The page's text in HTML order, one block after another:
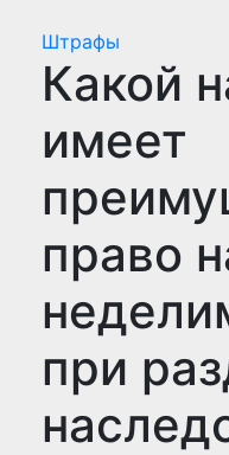
Штрафы
Какой
имеет
право
при